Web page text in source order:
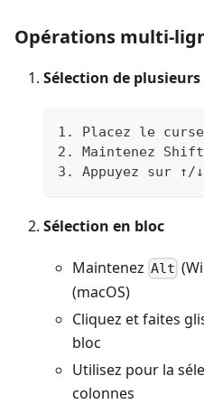
Opérations multi-
Sélection de
1. Placez le
2. Maintenez Shift
3. Appuyez sur
Sélection en bloc
Maintenez Alt
(macOS)
Cliquez et faites
bloc
Utilisez pour la
colonnes